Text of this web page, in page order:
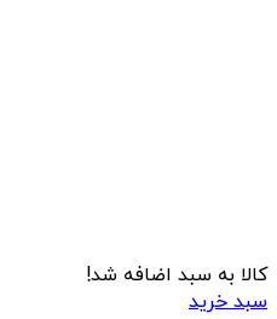
کالا به سبد اضافه شد!
سبد خرید